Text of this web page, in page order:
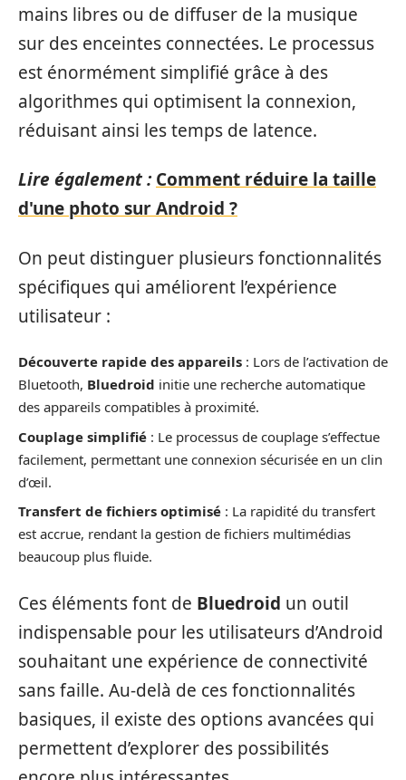
mains libres ou de diffuser de la musique
sur des enceintes connectées. Le processus
est énormément simplifié grâce à des
algorithmes qui optimisent la connexion,
réduisant ainsi les temps de latence.
Lire également : Comment réduire la taille
d'une photo sur Android ?
On peut distinguer plusieurs fonctionnalités
spécifiques qui améliorent l’expérience
utilisateur :
Découverte rapide des appareils : Lors de l’activation de
Bluetooth, Bluedroid initie une recherche automatique
des appareils compatibles à proximité.
Couplage simplifié : Le processus de couplage s’effectue
facilement, permettant une connexion sécurisée en un clin
d’œil.
Transfert de fichiers optimisé : La rapidité du transfert
est accrue, rendant la gestion de fichiers multimédias
beaucoup plus fluide.
Ces éléments font de Bluedroid un outil
indispensable pour les utilisateurs d’Android
souhaitant une expérience de connectivité
sans faille. Au-delà de ces fonctionnalités
basiques, il existe des options avancées qui
permettent d’explorer des possibilités